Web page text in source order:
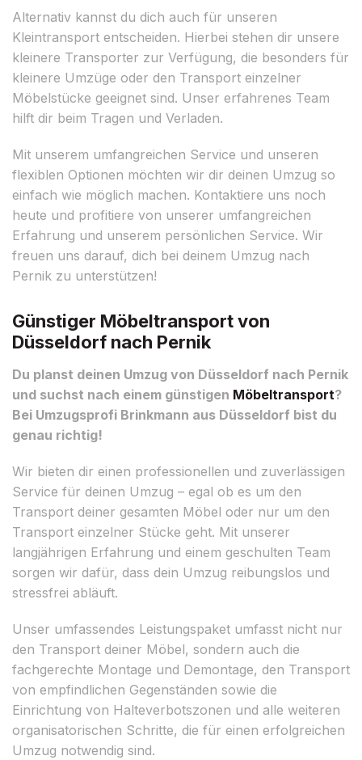
Alternativ kannst du dich auch für unseren
Kleintransport entscheiden. Hierbei stehen dir unsere
kleinere Transporter zur Verfügung, die besonders für
kleinere Umzüge oder den Transport einzelner
Möbelstücke geeignet sind. Unser erfahrenes Team
hilft dir beim Tragen und Verladen.
Mit unserem umfangreichen Service und unseren
flexiblen Optionen möchten wir dir deinen Umzug so
einfach wie möglich machen. Kontaktiere uns noch
heute und profitiere von unserer umfangreichen
Erfahrung und unserem persönlichen Service. Wir
freuen uns darauf, dich bei deinem Umzug nach
Pernik zu unterstützen!
Günstiger Möbeltransport von
Düsseldorf nach Pernik
Du planst deinen Umzug von Düsseldorf nach Pernik
und suchst nach einem günstigen Möbeltransport?
Bei Umzugsprofi Brinkmann aus Düsseldorf bist du
genau richtig!
Wir bieten dir einen professionellen und zuverlässigen
Service für deinen Umzug – egal ob es um den
Transport deiner gesamten Möbel oder nur um den
Transport einzelner Stücke geht. Mit unserer
langjährigen Erfahrung und einem geschulten Team
sorgen wir dafür, dass dein Umzug reibungslos und
stressfrei abläuft.
Unser umfassendes Leistungspaket umfasst nicht nur
den Transport deiner Möbel, sondern auch die
fachgerechte Montage und Demontage, den Transport
von empfindlichen Gegenständen sowie die
Einrichtung von Halteverbotszonen und alle weiteren
organisatorischen Schritte, die für einen erfolgreichen
Umzug notwendig sind.